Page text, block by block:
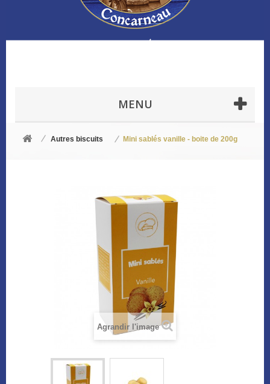
MENU
Autres biscuits Mini sablés vanille - boite de 200g
Agrandir l'image